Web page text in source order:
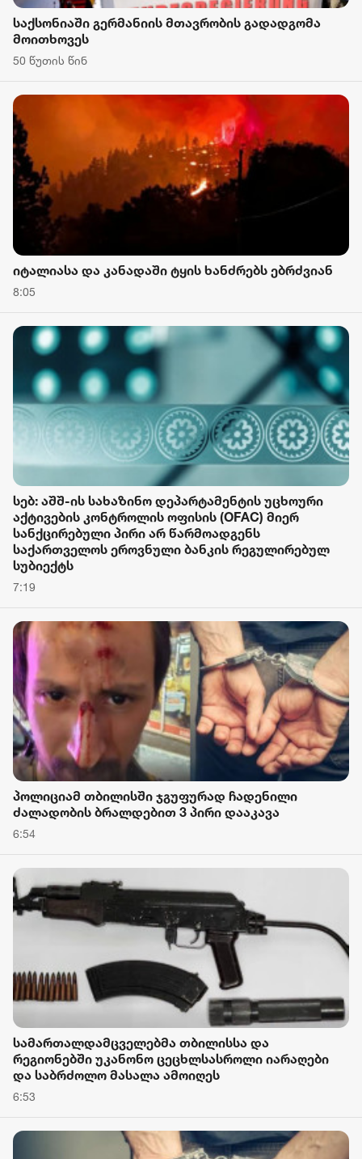
საქსონიაში გერმანიის მთავრობის გადადგომა
მოითხოვეს
50 წუთის წინ
იტალიასა და კანადაში ტყის ხანძრებს ებრძვიან
8:05
სებ: აშშ-ის სახაზინო დეპარტამენტის უცხოური
აქტივების კონტროლის ოფისის (OFAC) მიერ
სანქცირებული პირი არ წარმოადგენს
საქართველოს ეროვნული ბანკის რეგულირებულ
სუბიექტს
7:19
პოლიციამ თბილისში ჯგუფურად ჩადენილი
ძალადობის ბრალდებით 3 პირი დააკავა
6:54
სამართალდამცველებმა თბილისსა და
რეგიონებში უკანონო ცეცხლსასროლი იარაღები
და საბრძოლო მასალა ამოიღეს
6:53